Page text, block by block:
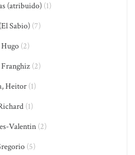
(atribuido) (1)
Sabio) (7)
(2)
(2)
Heitor (1)
(1)
Valentin (2)
(5)